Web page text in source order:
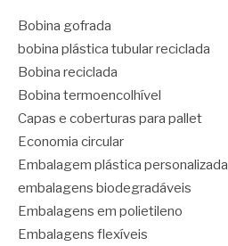
Bobina gofrada
bobina plástica tubular reciclada
Bobina reciclada
Bobina termoencolhível
Capas e coberturas para pallet
Economia circular
Embalagem plástica personalizada
embalagens biodegradáveis
Embalagens em polietileno
Embalagens flexíveis